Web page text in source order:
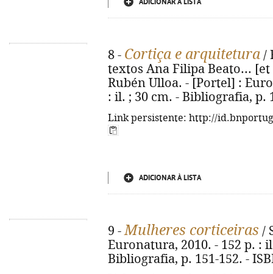
ADICIONAR À LISTA
8 - Cortiça e arquitetura /
textos Ana Filipa Beato... [et
Rubén Ulloa. - [Portel] :
: il. ; 30 cm. - Bibliografia, p.
Link persistente: http://
ADICIONAR À LISTA
9 -Mulheres corticeiras /
Euronatura, 2010. - 152 p. :
Bibliografia, p. 151-152. -